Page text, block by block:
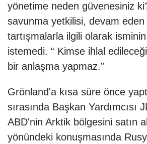
yönetime neden güvenesiniz
savunma yetkilisi, devam
tartışmalarla ilgili olarak isminin
istemedi. “ Kimse ihlal
bir anlaşma yapmaz.”
Grönland'a kısa süre önce
sırasında Başkan Yardımcısı
ABD'nin Arktik bölgesini satın
yönündeki konuşmasında